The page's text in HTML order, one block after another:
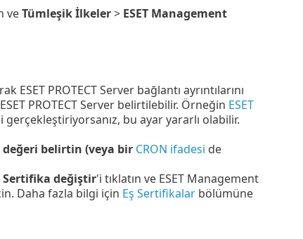
veTümleşik İlkeler>ESET Management
ESET PROTECT Server bağlantı ayrıntılarını
PROTECT Server belirtilebilir. Örneğin ESET
gerçekleştiriyorsanız, bu ayar yararlı olabilir.
değeri belirtin (veya bir CRON ifadesi de
Sertifika değiştir'i tıklatın ve ESET Management
Daha fazla bilgi için Eş Sertifikalarbölümüne